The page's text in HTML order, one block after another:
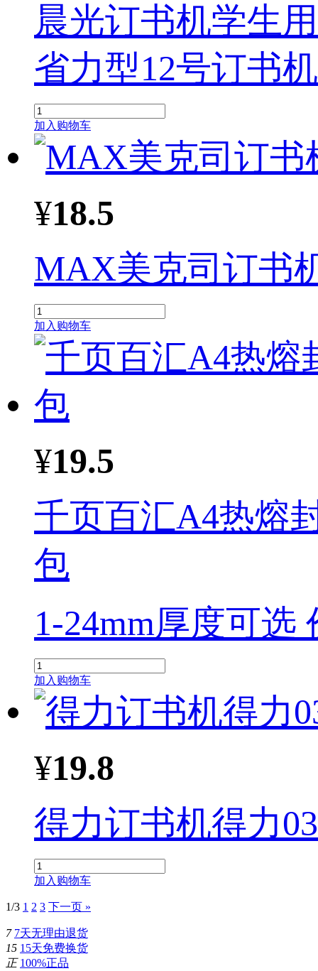
晨光订书机学生
省力型12号订书机
加入购物车
¥18.5
MAX美克司订书
加入购物车
¥19.5
千页百汇A4热熔
包
1-24mm厚度可选
加入购物车
¥19.8
得力订书机得力
加入购物车
1/3 1 2 3 下一页 »
7 7天无理由退货
15 15天免费换货
正 100%正品